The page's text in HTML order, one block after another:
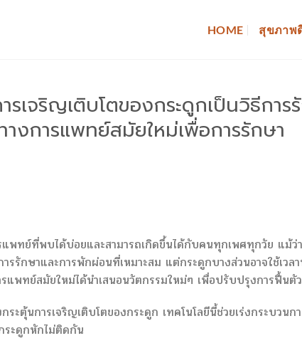
HOME สุขภาพ
รเจริญเติบโตของกระดูกเป็นวิธีการ
งการแพทย์สมัยใหม่เพื่อการรักษา
แพทย์ที่พบได้บ่อยและสามารถเกิดขึ้นได้กับคนทุกเพศทุกวัย แม้ว่
รรักษาและการพักผ่อนที่เหมาะสม แต่กระดูกบางส่วนอาจใช้เวล
แพทย์สมัยใหม่ได้นำเสนอนวัตกรรมใหม่ๆ เพื่อปรับปรุงการฟื้นตัว
ตุ้นการเจริญเติบโตของกระดูก เทคโนโลยีนี้ช่วยเร่งกระบวนก
ระดูกหักไม่ติดกัน